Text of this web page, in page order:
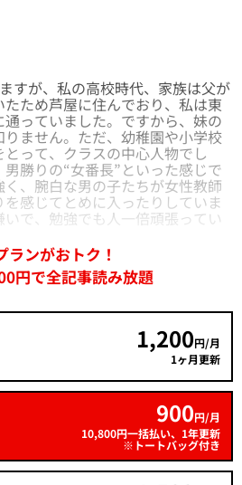
すが、私の高校時代、家族は父が
ため芦屋に住んでおり、私は東
っていました。ですから、妹の
ません。ただ、幼稚園や小学校
って、クラスの中心人物でし
勝りの“女番長”といった感じで
、腕白な男の子たちが女性教師
感じてとめに入ったりしていま
で、勉強でも人一倍頑張ってい
ランがおトク！
円で全記事読み放題
1,200円/月
1ヶ月更新
900円/月
10,800円一括払い、1年更新
※トートバッグ付き